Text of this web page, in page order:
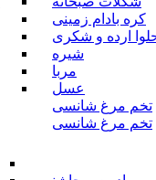
کره بادام زمینی
ارده و شکری
شیره
مربا
عسل
تخم مرغ شانسی
تخم مرغ شانسی